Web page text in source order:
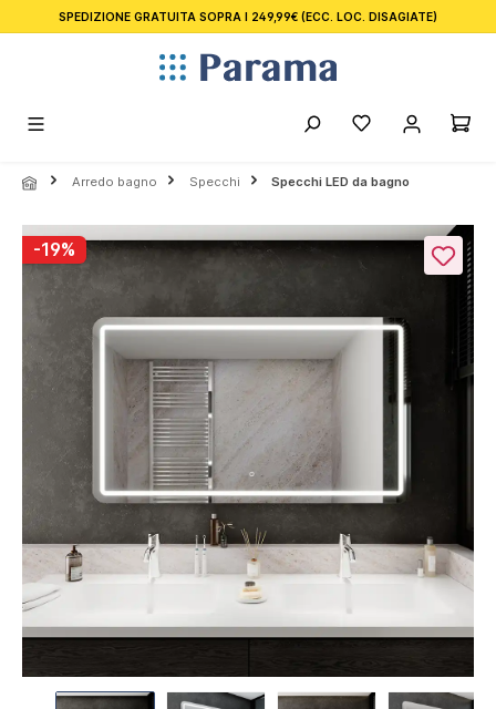
principale
SPEDIZIONE GRATUITA SOPRA I 249,99€ (ECC. LOC. DISAGIATE)
Arredo bagno Specchi Specchi LED da bagno
Salta la galleria di immagini
-19%